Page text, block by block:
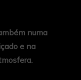
numa
e na